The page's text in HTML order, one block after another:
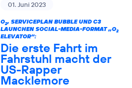
01. Juni 2023
O2, SERVICEPLAN BUBBLE UND C3
LAUNCHEN SOCIAL-MEDIA-FORMAT „O2
ELEVATOR“:
Die erste Fahrt im
Fahrstuhl macht der
US-Rapper
Macklemore